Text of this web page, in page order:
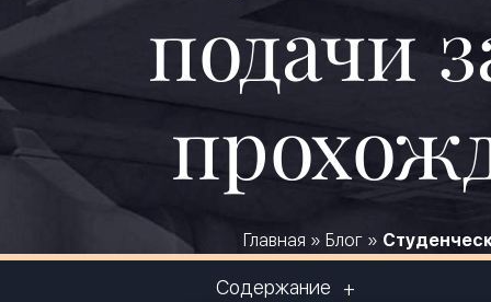
подачи
Главная » Блог »
Содержание